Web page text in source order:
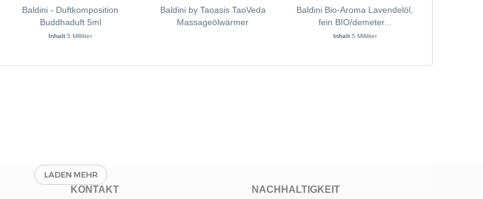
Baldini - Duftkomposition
Buddhaduft 5ml
Inhalt5 Milliliter
Baldini by Taoasis TaoVeda
Massageölwärmer
Baldini Bio-Aroma Lavendelöl,
fein BIO/demeter...
Inhalt 5 Milliliter
KONTAKT
NACHHALTIGKEIT